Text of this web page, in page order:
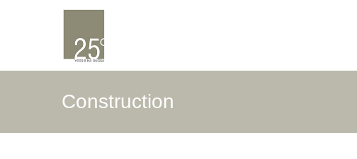
Construction